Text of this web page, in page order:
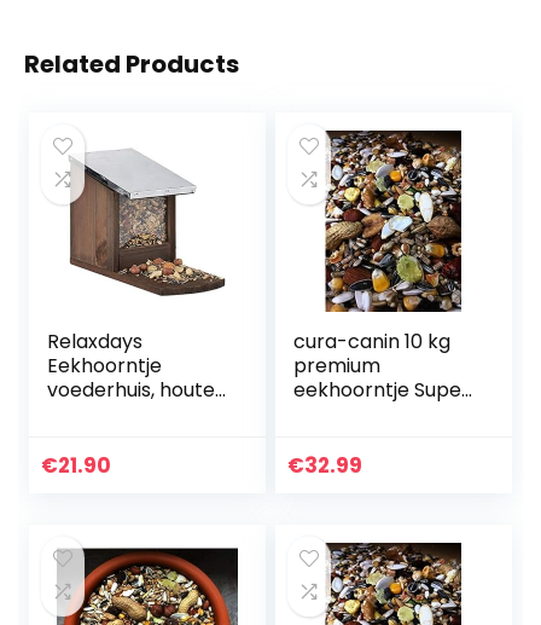
Related Products
Relaxdays
Eekhoorntje
voederhuis, houten
metalen dak,
€21.90
cura-canin 10 kg
premium
eekhoorntje Super
topklasse
€32.99